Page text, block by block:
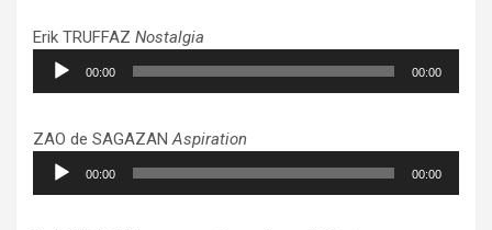
Erik TRUFFAZ Nostalgia
Lecteur
audio
00:00 00:00
ZAO de SAGAZANAspiration
Lecteur
audio
00:00 00:00